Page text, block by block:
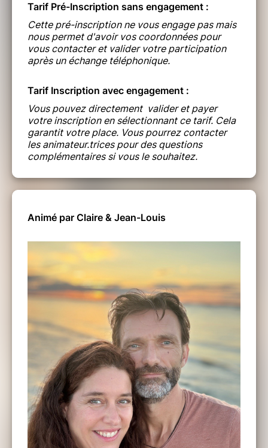
Tarif Pré-Inscription sans engagement :
Cette pré-inscription ne vous engage pas mais
nous permet d'avoir vos coordonnées pour
vous contacter et valider votre participation
après un échange téléphonique.
Tarif Inscription avec engagement :
Vous pouvez directement valider et payer
votre inscription en sélectionnant ce tarif. Cela
garantit votre place. Vous pourrez contacter
les animateur.trices pour des questions
complémentaires si vous le souhaitez.
Animé par Claire & Jean-Louis